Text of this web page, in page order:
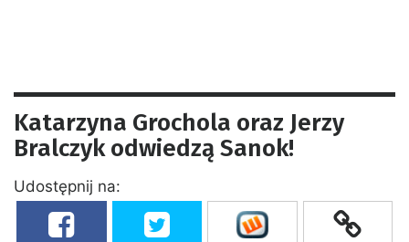
Katarzyna Grochola oraz Jerzy
Bralczyk odwiedzą Sanok!
Udostępnij na: